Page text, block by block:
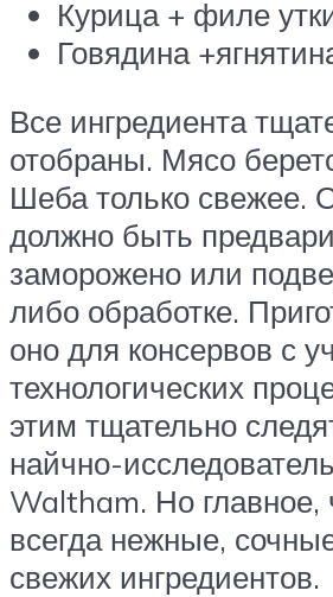
Курица + филе
Говядина
Все ингредиента
отобраны. Мясо
Шеба только свежее.
должно быть
заморожено или
либо обработке.
оно для консервов с
технологических
этим тщательно
найчно-
Waltham. Но главное,
всегда нежные,
свежих ингредиентов.